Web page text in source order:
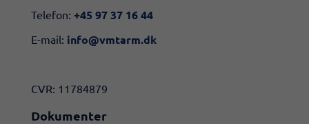
Telefon: +45 97 37 16 44
E-mail: info@vmtarm.dk
CVR: 11784879
Dokumenter